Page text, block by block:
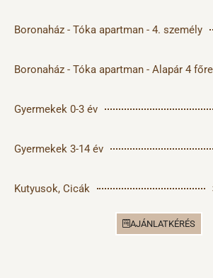
Boronaház - Tóka apartman - 4. személy
Boronaház - Tóka apartman - Alapár 4 főre
Gyermekek 0-3 év
Gyermekek 3-14 év
Kutyusok, Cicák
AJÁNLATKÉRÉS